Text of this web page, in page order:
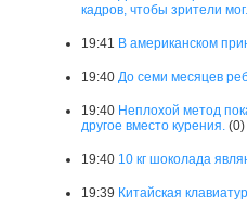
кадров, чтобы зрители
19:41 В американском
19:40 До семи месяцев
19:40 Неплохой метод
другое вместо курения. (0)
19:40 10 кг шоколада
19:39 Китайская